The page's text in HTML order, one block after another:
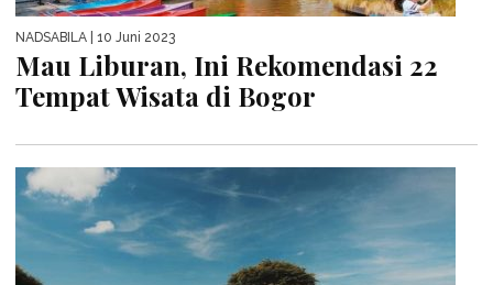
NADSABILA | 10 Juni 2023
Mau Liburan, Ini Rekomendasi 22
Tempat Wisata di Bogor